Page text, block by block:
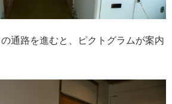
通路を進むと、ピクトグラムが案内